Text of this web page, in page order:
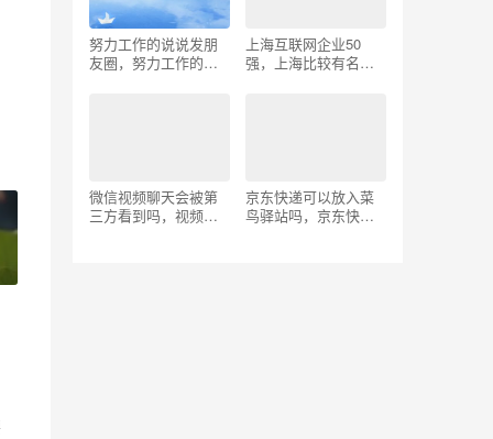
努力工作的说说发朋
友圈，努力工作的说
上海互联网企业50
强，上海比较有名的
微信视频聊天会被第
三方看到吗，视频聊
京东快递可以放入菜
鸟驿站吗，京东快递